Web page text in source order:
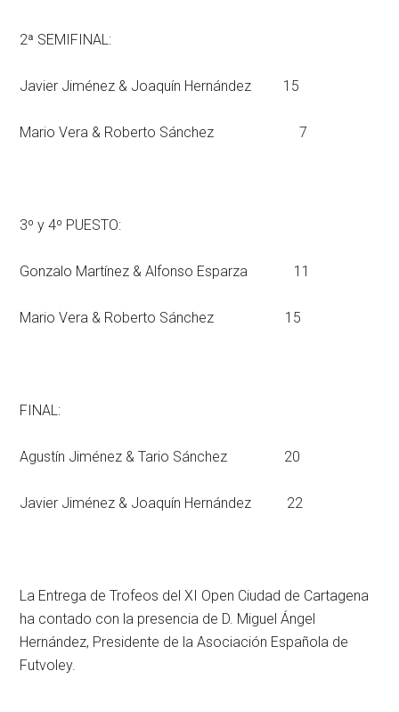
2ª SEMIFINAL:
Javier Jiménez & Joaquín Hernández 15
Mario Vera & Roberto Sánchez 7
3º y 4º PUESTO:
Gonzalo Martínez & Alfonso Esparza 11
Mario Vera & Roberto Sánchez 15
FINAL:
Agustín Jiménez & Tario Sánchez 20
Javier Jiménez & Joaquín Hernández 22
La Entrega de Trofeos del XI Open Ciudad de Cartagena
ha contado con la presencia de D. Miguel Ángel
Hernández, Presidente de la Asociación Española de
Futvoley.